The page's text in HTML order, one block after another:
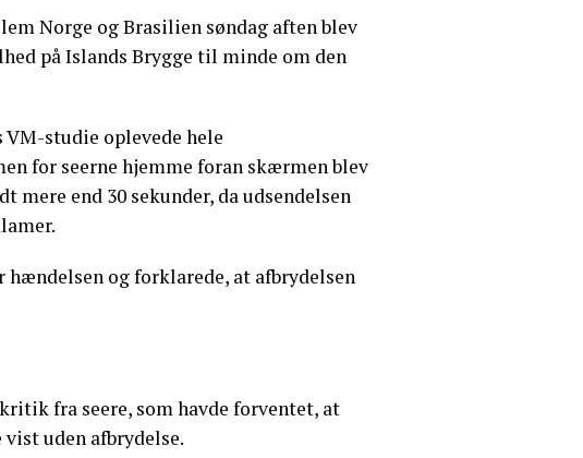
Norge og Brasilien søndag aften blev
på Islands Brygge til minde om den
VM-studie oplevede hele
for seerne hjemme foran skærmen blev
end 30 sekunder, da udsendelsen
hændelsen og forklarede, at afbrydelsen
fra seere, som havde forventet, at
uden afbrydelse.